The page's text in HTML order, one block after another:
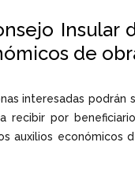
Insular
de
interesadas
recibir por
auxilios económicos